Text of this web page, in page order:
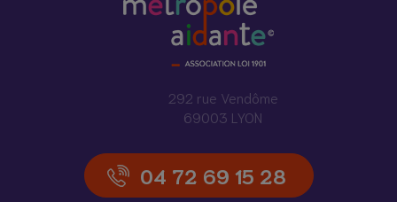
292 rue Vendôme
69003 LYON
04 72 69 15 28